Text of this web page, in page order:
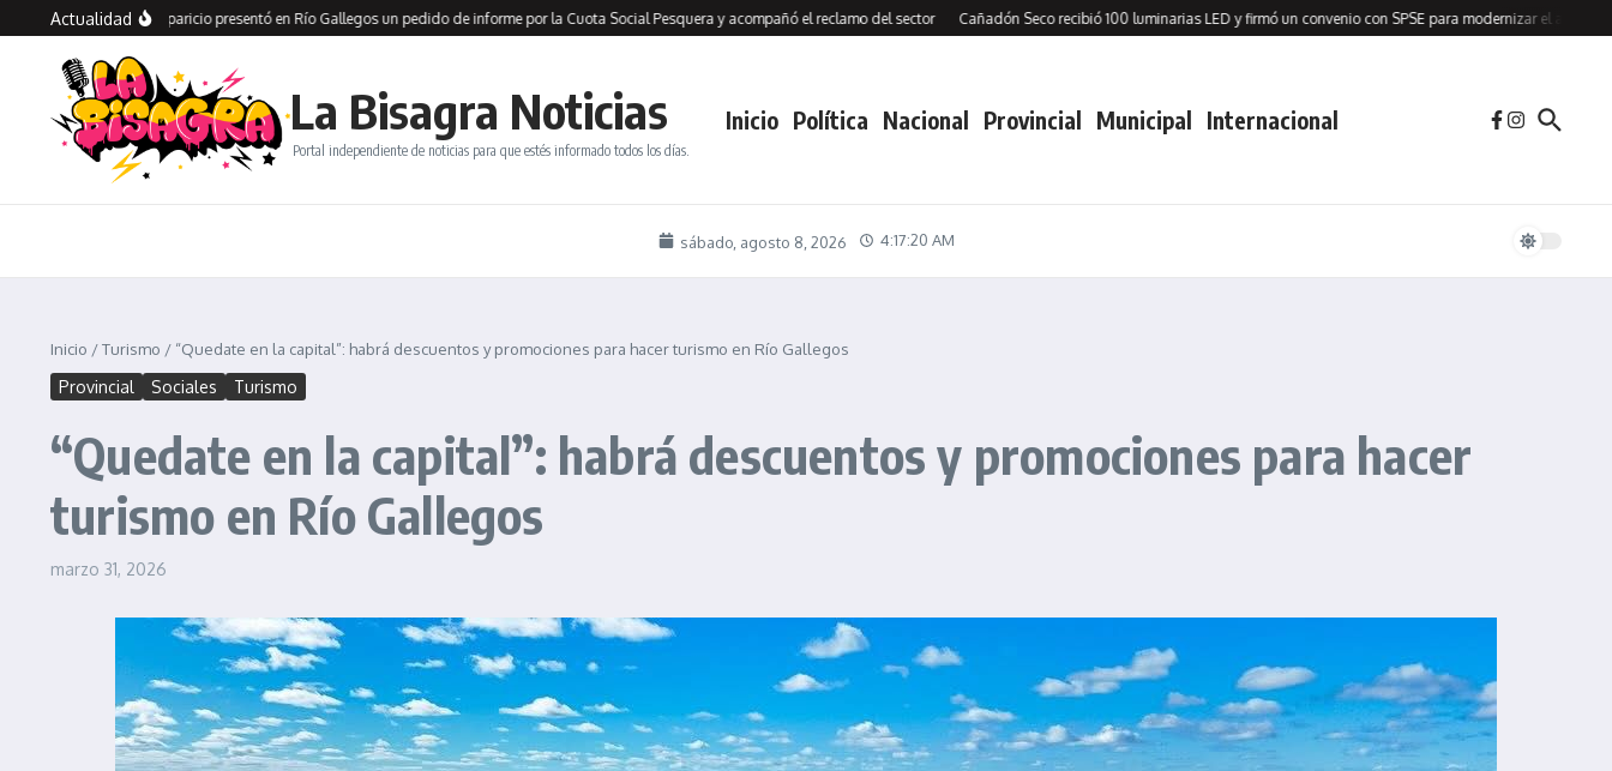
Saltar al contenido
Actualidad
los aliados Aparicio presentó en Río Gallegos un pedido de informe por la Cuota Social Pesquera y acompañó el reclamo del sector Cañadón Seco recibió 100 luminarias LED y firmó un convenio con SPSE para modernizar el alumbrado
La Bisagra Noticias
Portal independiente de noticias para que estés informado todos los días.
Inicio Política Nacional Provincial Municipal Internacional
sábado, agosto 8, 2026 4:17:22 AM
Inicio /Turismo / “Quedate en la capital”: habrá descuentos y promociones para hacer turismo en Río Gallegos
Provincial Sociales Turismo
“Quedate en la capital”: habrá descuentos y promociones para hacer
turismo en Río Gallegos
marzo 31, 2026